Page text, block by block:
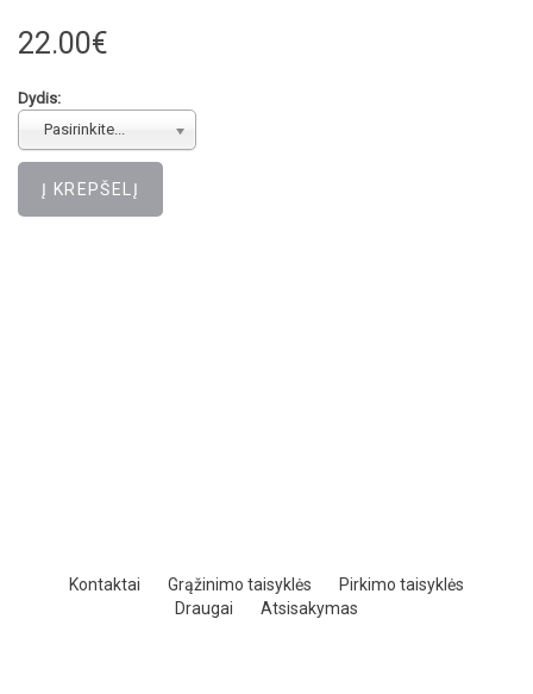
22.00€
Dydis:
Pasirinkite...
Kontaktai Grąžinimo taisyklės
Pirkimo taisyklės
Draugai
Atsisakymas